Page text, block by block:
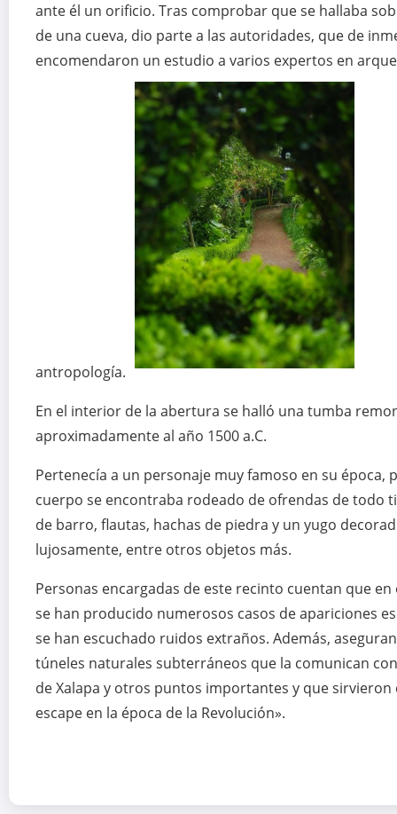
ante él un orificio. Tras comprobar que se hallaba
de una cueva, dio parte a las autoridades, que de
encomendaron un estudio a varios expertos en
antropología.
En el interior de la abertura se halló una tumba
aproximadamente al año 1500 a.C.
Pertenecía a un personaje muy famoso en su época,
cuerpo se encontraba rodeado de ofrendas de todo
de barro, flautas, hachas de piedra y un yugo
lujosamente, entre otros objetos más.
Personas encargadas de este recinto cuentan que en
se han producido numerosos casos de apariciones
se han escuchado ruidos extraños. Además,
túneles naturales subterráneos que la comunican
de Xalapa y otros puntos importantes y que sirvieron
escape en la época de la Revolución».